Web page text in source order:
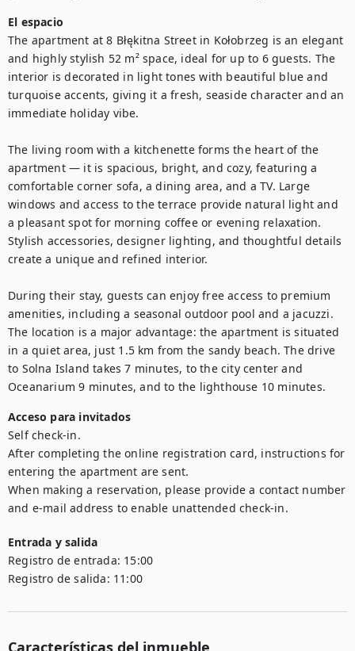
El espacio
The apartment at 8 Błękitna Street in Kołobrzeg is an elegant
and highly stylish 52 m² space, ideal for up to 6 guests. The
interior is decorated in light tones with beautiful blue and
turquoise accents, giving it a fresh, seaside character and an
immediate holiday vibe.
The living room with a kitchenette forms the heart of the
apartment — it is spacious, bright, and cozy, featuring a
comfortable corner sofa, a dining area, and a TV. Large
windows and access to the terrace provide natural light and
a pleasant spot for morning coffee or evening relaxation.
Stylish accessories, designer lighting, and thoughtful details
create a unique and refined interior.
During their stay, guests can enjoy free access to premium
amenities, including a seasonal outdoor pool and a jacuzzi.
The location is a major advantage: the apartment is situated
in a quiet area, just 1.5 km from the sandy beach. The drive
to Solna Island takes 7 minutes, to the city center and
Oceanarium 9 minutes, and to the lighthouse 10 minutes.
Acceso para invitados
Self check-in.
After completing the online registration card, instructions for
entering the apartment are sent.
When making a reservation, please provide a contact number
and e-mail address to enable unattended check-in.
Entrada y salida
Registro de entrada: 15:00
Registro de salida: 11:00
Características del inmueble